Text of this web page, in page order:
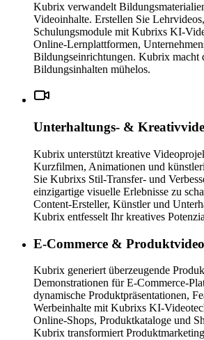
Kubrix verwandelt
Videoinhalte. Erstellen Sie
Schulungsmodule mit Kubrixs KI-
Online-Lernplattformen,
Bildungseinrichtungen. Kubrix macht
Bildungsinhalten mühelos.
Unterhaltungs- &
Kubrix unterstützt kreative
Kurzfilmen, Animationen und
Sie Kubrixs Stil-Transfer- und
einzigartige visuelle Erlebnisse zu
Content-Ersteller, Künstler und
Kubrix entfesselt Ihr kreatives
E-Commerce &
Kubrix generiert überzeugende
Demonstrationen für E-Commerce-
dynamische Produktpräsentationen,
Werbeinhalte mit Kubrixs KI-
Online-Shops, Produktkataloge und
Kubrix transformiert